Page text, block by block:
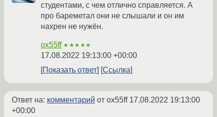
студентами, с чем отлично справляется. А
про бареметал они не слышали и он им
нахрен не нужён.
ox55ff ★★★★★
17.08.2022 19:13:00 +00:00
Показать ответ
Ссылка
Ответ на: комментарий от ox55ff 17.08.2022 19:13:00
+00:00